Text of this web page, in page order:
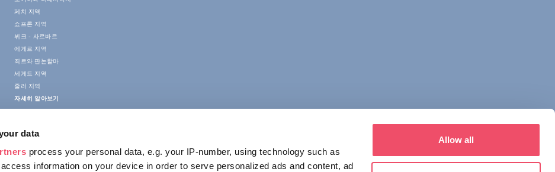
data
process your personal data, e.g. your IP-number, using technology such as
information on your device in order to serve personalized ads and content, ad
Allow all
페치 지역
쇼프론 지역
뷔크 - 사르바르
에게르 지역
죄르와 판논할마
세게드 지역
줄러 지역
자세히 알아보기